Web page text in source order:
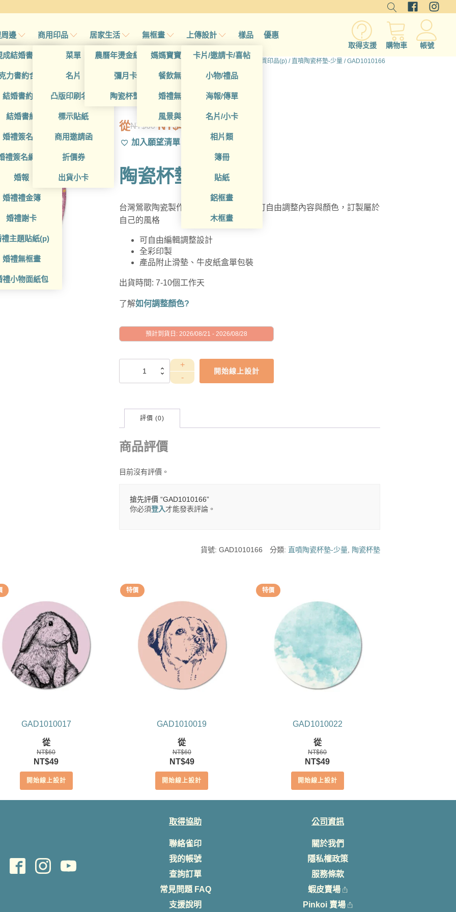
邊
成結婚書約夾
力書約含木座
結婚書約組
結婚書約
婚禮簽名簿
禮簽名綢(p)
婚報
婚禮禮金簿
婚禮謝卡
禮主題貼紙(p)
婚禮無框畫
禮小物面紙包
商用印品
菜單
名片
凸版印刷名片
標示貼紙
商用邀請函
折價券
出貨小卡
居家生活
農曆年燙金紅包袋
彌月卡
陶瓷杯墊
無框畫
媽媽寶寶無框畫
餐飲無框畫
婚禮無框畫
風景與藝術
上傳設計
卡片/邀請卡/喜帖
小物/禮品
海報/傳單
名片/小卡
相片類
簿冊
貼紙
鋁框畫
木框畫
樣品 優惠
取得支援 購物車 帳號
首頁/ 所有產品 硬質印品(p) / 直噴陶瓷杯墊-少量 / GAD1010166
GAD1010166
從NT$60
原
始
價
格：
NT$49
目
前
價
格：
加入願望清單
陶瓷杯墊
台灣鶯歌陶瓷製作的設計款陶瓷杯墊，可自由調整內容與顏色，訂製屬於
自己的風格
可自由編輯調整設計
全彩印製
產品附止滑墊、牛皮紙盒單包裝
出貨時間: 7-10個工作天
了解如何調整顏色?
預計到貨日: 2026/08/21 - 2026/08/28
GAD1010166
開始線上設計
評價 (0)
商品評價
目前沒有評價。
搶先評價 “GAD1010166”
你必須登入才能發表評論。
貨號:GAD1010166 分類: 直噴陶瓷杯墊-少量 陶瓷杯墊
GAD1010017
從
NT$60
原
始
價
NT$49目
前
價
開始線上設計
特價
GAD1010019
從
NT$60
原
始
價
NT$49目
前
價
開始線上設計
特價
GAD1010022
從
NT$60
原
始
價
NT$49目
前
價
開始線上設計
取得協助
聯絡雀印
我的帳號
查詢訂單
常見問題 FAQ
支援說明
公司資訊
關於我們
隱私權政策
服務條款
蝦皮賣場
Pinkoi 賣場